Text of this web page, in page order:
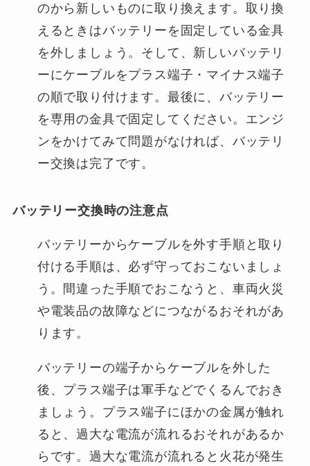
のから新しいものに取り換えます。取り換
えるときはバッテリーを固定している金具
を外しましょう。そして、新しいバッテリ
ーにケーブルをプラス端子・マイナス端子
の順で取り付けます。最後に、バッテリー
を専用の金具で固定してください。エンジ
ンをかけてみて問題がなければ、バッテリ
ー交換は完了です。
バッテリー交換時の注意点
バッテリーからケーブルを外す手順と取り
付ける手順は、必ず守っておこないましょ
う。間違った手順でおこなうと、車両火災
や電装品の故障などにつながるおそれがあ
ります。
バッテリーの端子からケーブルを外した
後、プラス端子は軍手などでくるんでおき
ましょう。プラス端子にほかの金属が触れ
ると、過大な電流が流れるおそれがあるか
らです。過大な電流が流れると火花が発生